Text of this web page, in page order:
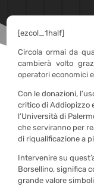
[ezcol_1half]
Circola ormai da
cambierà volto
operatori economici
Con le donazioni,
critico di Addiopizzo
l’Università di
che serviranno per
di riqualificazione a
Intervenire su
Borsellino, significa
grande valore